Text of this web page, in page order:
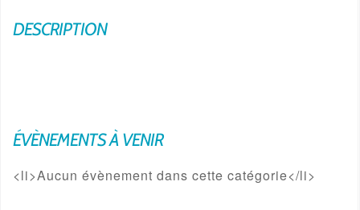
DESCRIPTION
ÉVÈNEMENTS À VENIR
<li>Aucun évènement dans cette catégorie</li>